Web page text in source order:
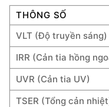
THÔNG SỐ
VLT (Độ truyền sáng)
IRR (Cản tia hồng
UVR (Cản tia UV)
TSER (Tổng cản